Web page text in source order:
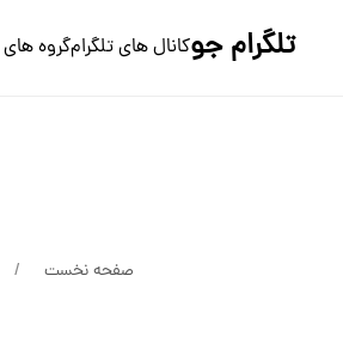
تلگرام جوکانال های تلگرامگروه های
صفحه نخست